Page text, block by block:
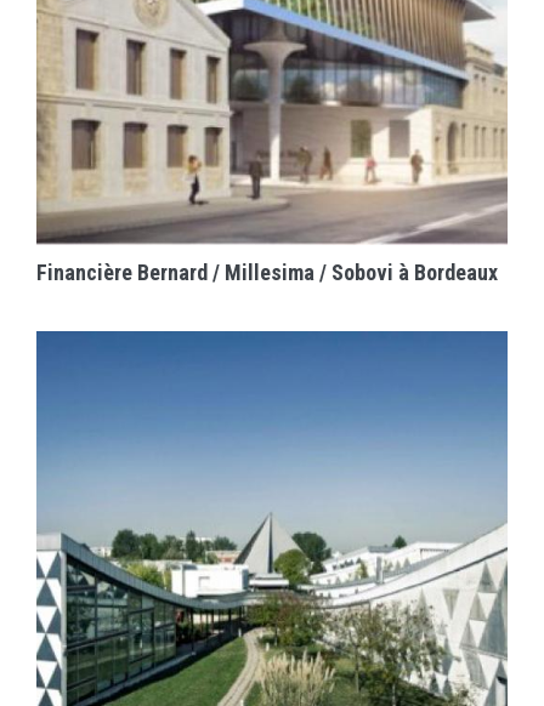
EN SAVOIR PLUS
Financière Bernard / Millesima / Sobovi à Bordeaux